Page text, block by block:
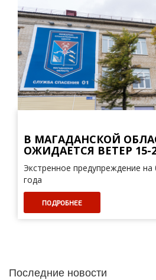
В МАГАДАНСКОЙ
ОЖИДАЕТСЯ ВЕТЕР 15-
Экстренное предупреждение на
года
ПОДРОБНЕЕ
Последние новости